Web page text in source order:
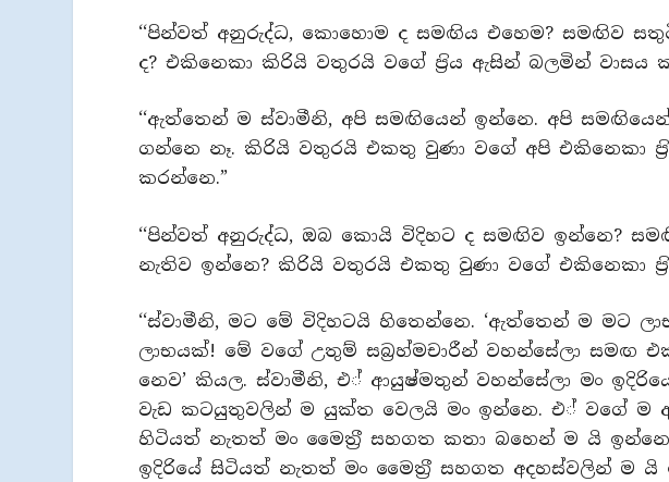
‘‘පින්වත් අනුරුද්ධ, කොහොම ද සමඟිය එහෙම? සමඟිව
ද? එකිනෙකා කිරියි වතුරයි වගේ ප‍්‍රිය ඇසින් බලමින් වාසය
‘‘ඇත්තෙන් ම ස්වාමීනි, අපි සමඟියෙන් ඉන්නෙ. අපි සමඟියෙන්
ගන්නෙ නෑ. කිරියි වතුරයි එකතු වුණා වගේ අපි එකිනෙකා
කරන්නෙ.”
‘‘පින්වත් අනුරුද්ධ, ඔබ කොයි විදිහට ද සමඟිව ඉන්නෙ?
නැතිව ඉන්නෙ? කිරියි වතුරයි එකතු වුණා වගේ එකිනෙකා
‘‘ස්වාමීනි, මට මේ විදිහටයි හිතෙන්නෙ. ‘ඇත්තෙන් ම මට
ලාභයක්! මේ වගේ උතුම් සබ‍්‍රහ්මචාරීන් වහන්සේලා සමඟ
නෙව’ කියල. ස්වාමීනි, එ් ආයුෂ්මතුන් වහන්සේලා මං
වැඩ කටයුතුවලින් ම යුක්ත වෙලයි මං ඉන්නෙ. එ් වගේ ම
හිටියත් නැතත් මං මෛත‍්‍රී සහගත කතා බහෙන් ම යි
ඉදිරියේ සිටියත් නැතත් මං මෛත‍්‍රී සහගත අදහස්වලින් ම